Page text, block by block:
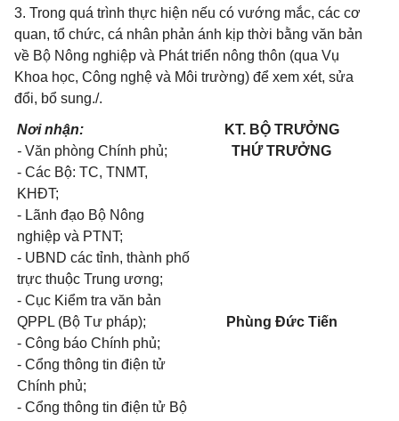
3. Trong quá trình thực hiện nếu có vướng mắc, các cơ
quan, tổ chức, cá nhân phản ánh kịp thời bằng văn bản
về Bộ Nông nghiệp và Phát triển nông thôn (qua Vụ
Khoa học, Công nghệ và Môi trường) để xem xét, sửa
đổi, bổ sung./.
Nơi nhận:
- Văn phòng Chính phủ;
- Các Bộ: TC, TNMT,
KHĐT;
- Lãnh đạo Bộ Nông
nghiệp và PTNT;
- UBND các tỉnh, thành phố
trực thuộc Trung ương;
- Cục Kiểm tra văn bản
QPPL (Bộ Tư pháp);
- Công báo Chính phủ;
- Cổng thông tin điện tử
Chính phủ;
- Cổng thông tin điện tử Bộ
KT. BỘ TRƯỞNG
THỨ TRƯỞNG
Phùng Đức Tiến